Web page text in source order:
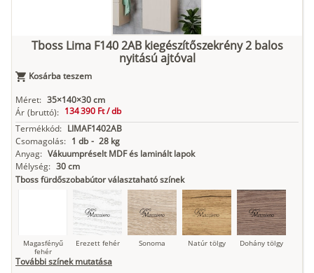
Tboss Lima F140 2AB kiegészítőszekrény 2 balos
nyitású ajtóval
Kosárba teszem
Méret: 35×140×30 cm
Ár (bruttó): 134 390 Ft /db
Termékkód: LIMAF1402AB
Csomagolás: 1 db - 28 kg
Anyag: Vákuumpréselt MDF és laminált lapok
Mélység: 30 cm
Tboss fürdőszobabútor választaható színek
Magasfényű
fehér
Erezett fehér Sonoma Natúr tölgy Dohány tölgy
További színek mutatása